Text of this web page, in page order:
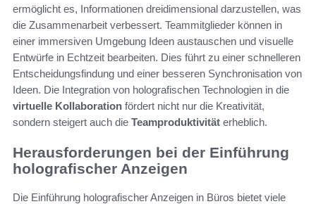
ermöglicht es, Informationen dreidimensional darzustellen, was
die Zusammenarbeit verbessert. Teammitglieder können in
einer immersiven Umgebung Ideen austauschen und visuelle
Entwürfe in Echtzeit bearbeiten. Dies führt zu einer schnelleren
Entscheidungsfindung und einer besseren Synchronisation von
Ideen. Die Integration von holografischen Technologien in die
virtuelle Kollaboration fördert nicht nur die Kreativität,
sondern steigert auch die Teamproduktivität erheblich.
Herausforderungen bei der Einführung
holografischer Anzeigen
Die Einführung holografischer Anzeigen in Büros bietet viele